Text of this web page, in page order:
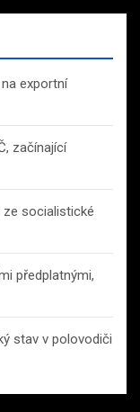
exportní
začínající
ze socialistické
předplatnými,
stav v polovodiči